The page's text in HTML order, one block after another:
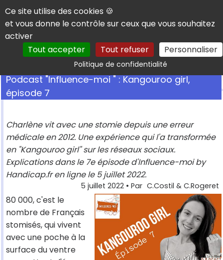
Panneau de gestion des cookies
Ce site utilise des cookies 🍪
et vous donne le contrôle sur ceux que vous souhaitez
activer
Tout accepter
Tout refuser Personnaliser
Politique de confidentialitéRechercher
Podcast "Influence-moi " : Kangouroo girl,
épisode 7
Charlène vit avec une stomie depuis une erreur
médicale en 2012. Une expérience qui l'a transformée
en "Kangouroo girl" sur les réseaux sociaux.
Explications dans le 7e épisode d'Influence-moi by
Handicap.fr en ligne le 5 juillet 2022.
5 juillet 2022 • Par C.Costil & C.Rogeret
80 000, c'est le
nombre de Français
stomisés, qui vivent
avec une poche à la
surface du ventre